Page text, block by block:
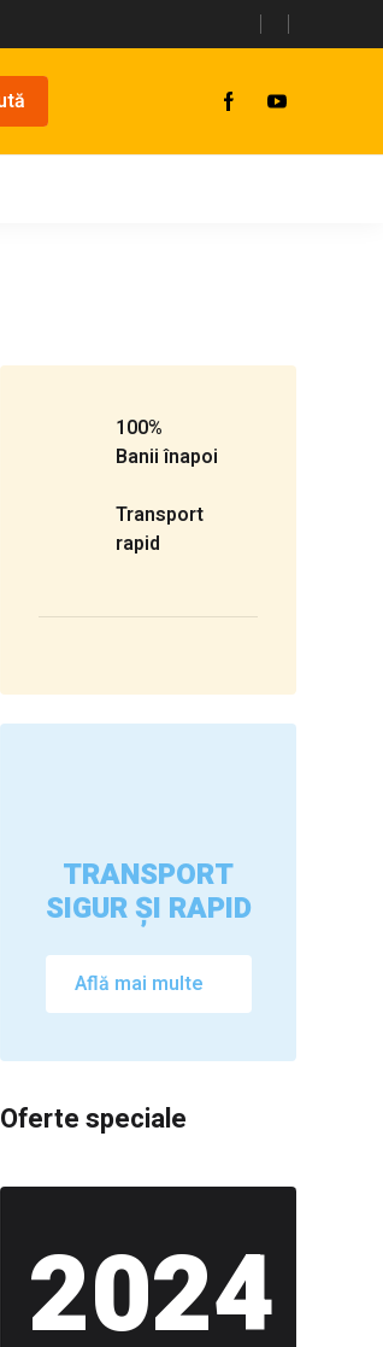
Pompa de alimentare
pentru tractor John
100%
Banii înapoi
Transport
rapid
TRANSPORT
SIGUR ȘI RAPID
Află mai multe
Oferte speciale
2024